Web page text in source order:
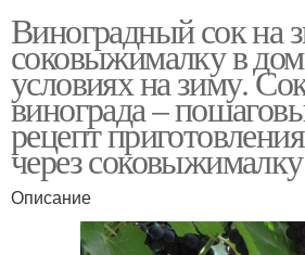
Виноградный сок на
соковыжималку в
условиях на зиму.
винограда –
рецепт
через соковыжималку
Описание